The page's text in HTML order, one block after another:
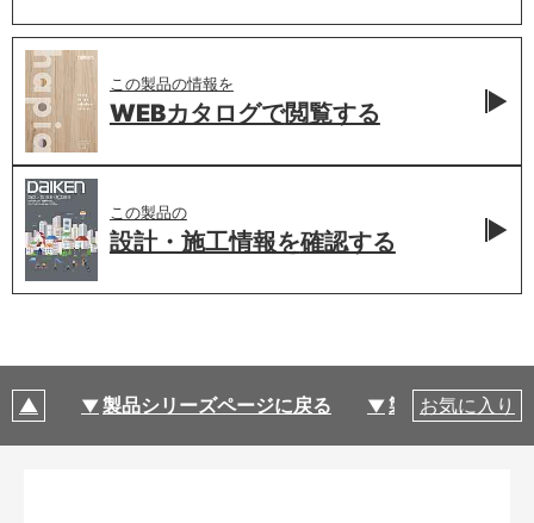
この製品の情報を
WEBカタログで閲覧する
この製品の
設計・施工情報を確認する
製品シリーズページに戻る 製品仕様
お気に入り